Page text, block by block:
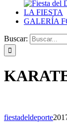
LA FIESTA
GALERÍA
Buscar:
fiestadeldeporte